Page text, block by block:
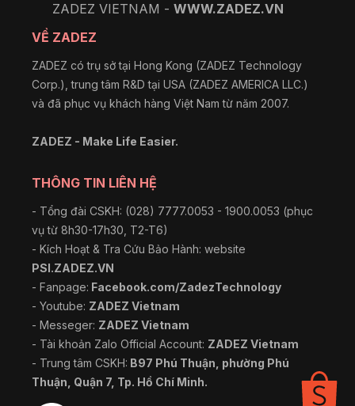
ZADEZ VIETNAM - WWW.ZADEZ.VN
VỀ ZADEZ
ZADEZ có trụ sở tại Hong Kong (ZADEZ Technology
Corp.), trung tâm R&D tại USA (ZADEZ AMERICA LLC.)
và đã phục vụ khách hàng Việt Nam từ năm 2007.
ZADEZ - Make Life Easier.
THÔNG TIN LIÊN HỆ
- Tổng đài CSKH: (028) 7777.0053 - 1900.0053 (phục
vụ từ 8h30-17h30, T2-T6)
- Kích Hoạt & Tra Cứu Bảo Hành: website
PSI.ZADEZ.VN
- Fanpage: Facebook.com/ZadezTechnology
- Youtube: ZADEZ Vietnam
- Messeger: ZADEZ Vietnam
- Tài khoản Zalo Official Account: ZADEZ Vietnam
- Trung tâm CSKH: B97 Phú Thuận, phường Phú
Thuận, Quận 7, Tp. Hồ Chí Minh.